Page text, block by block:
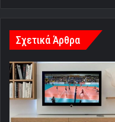
Σχετικά Άρθρα